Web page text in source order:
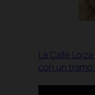
La Calle
con un